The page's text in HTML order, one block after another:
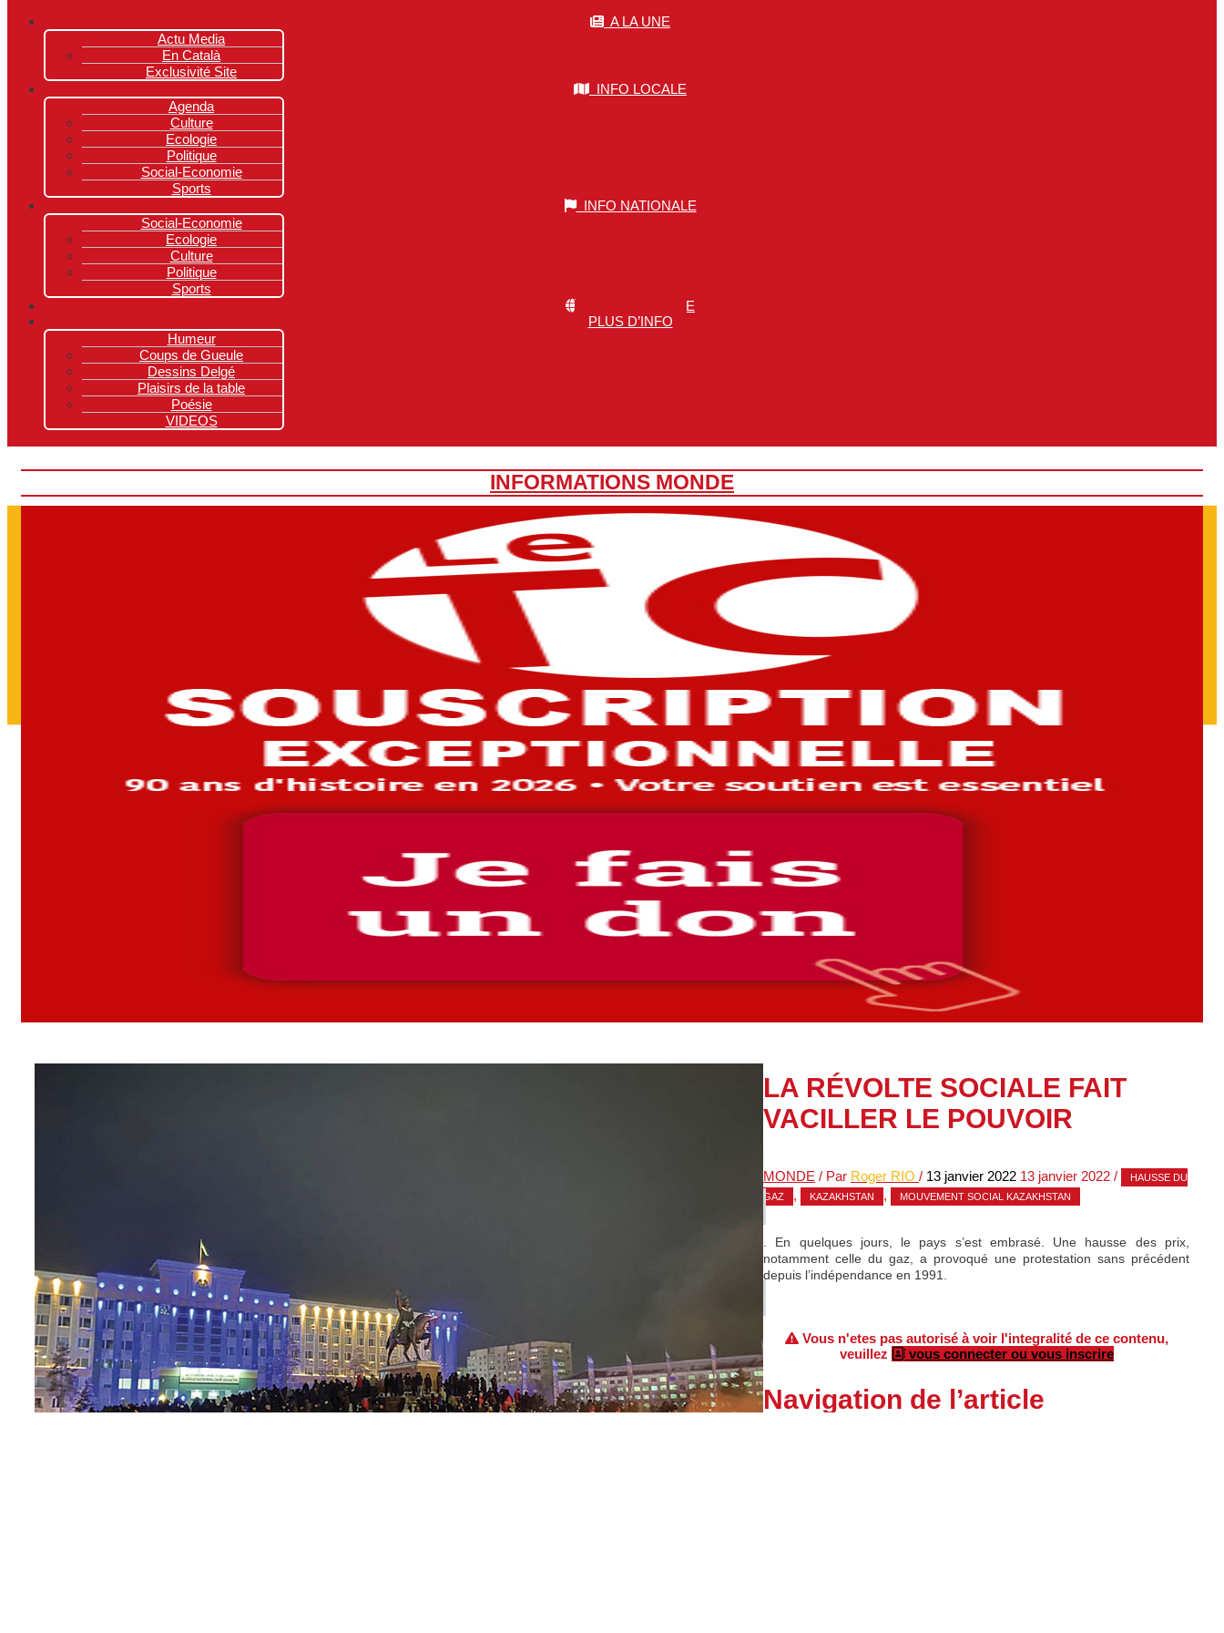
A LA UNE
Actu Media
En Català
Exclusivité Site
INFO LOCALE
Agenda
Culture
Ecologie
Politique
Social-Economie
Sports
INFO NATIONALE
Social-Economie
Ecologie
Culture
Politique
Sports
INFO MONDIALE
PLUS D’INFO
Humeur
Coups de Gueule
Dessins Delgé
Plaisirs de la table
Poésie
VIDEOS
INFORMATIONS MONDE
LA RÉVOLTE SOCIALE FAIT
VACILLER LE POUVOIR
MONDE / Par Roger RIO / 13 janvier 2022 13 janvier 2022 /
HAUSSE DU
GAZ
, KAZAKHSTAN , MOUVEMENT SOCIAL KAZAKHSTAN
. En quelques jours, le pays s’est embrasé. Une hausse des prix,
notamment celle du gaz, a provoqué une protestation sans précédent
depuis l’indépendance en 1991.
Vous n'etes pas autorisé à voir l'integralité de ce contenu,
veuillez
vous connecter ou vous inscrire
Navigation de l’article